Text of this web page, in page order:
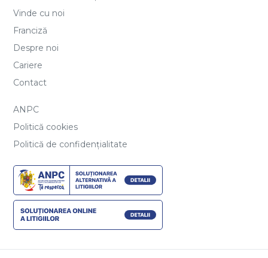
Vinde cu noi
Franciză
Despre noi
Cariere
Contact
ANPC
Politică cookies
Politică de confidențialitate